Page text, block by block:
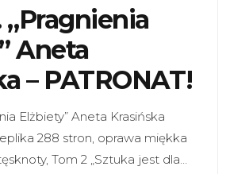
„Pragnienia
Aneta
– PATRONAT!
Elżbiety” Aneta Krasińska
288 stron, oprawa miękka
Tom 2 „Sztuka jest dla…